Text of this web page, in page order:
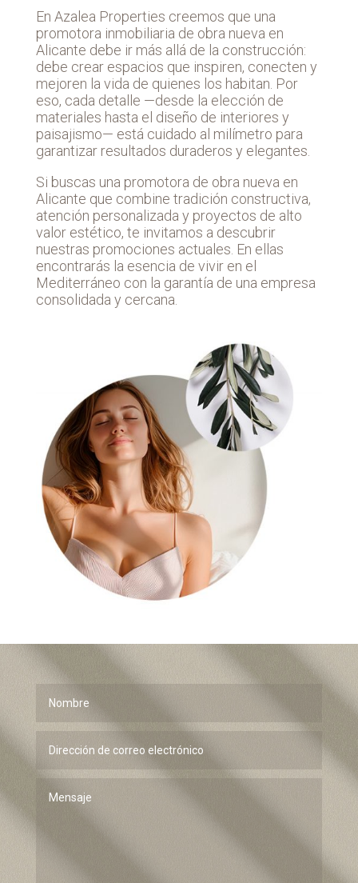
En Azalea Properties creemos que una
promotora inmobiliaria de obra nueva en
Alicante debe ir más allá de la construcción:
debe crear espacios que inspiren, conecten y
mejoren la vida de quienes los habitan. Por
eso, cada detalle —desde la elección de
materiales hasta el diseño de interiores y
paisajismo— está cuidado al milímetro para
garantizar resultados duraderos y elegantes.
Si buscas una promotora de obra nueva en
Alicante que combine tradición constructiva,
atención personalizada y proyectos de alto
valor estético, te invitamos a descubrir
nuestras promociones actuales. En ellas
encontrarás la esencia de vivir en el
Mediterráneo con la garantía de una empresa
consolidada y cercana.